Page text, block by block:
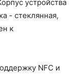
устройства
- стеклянная,
к
NFC и